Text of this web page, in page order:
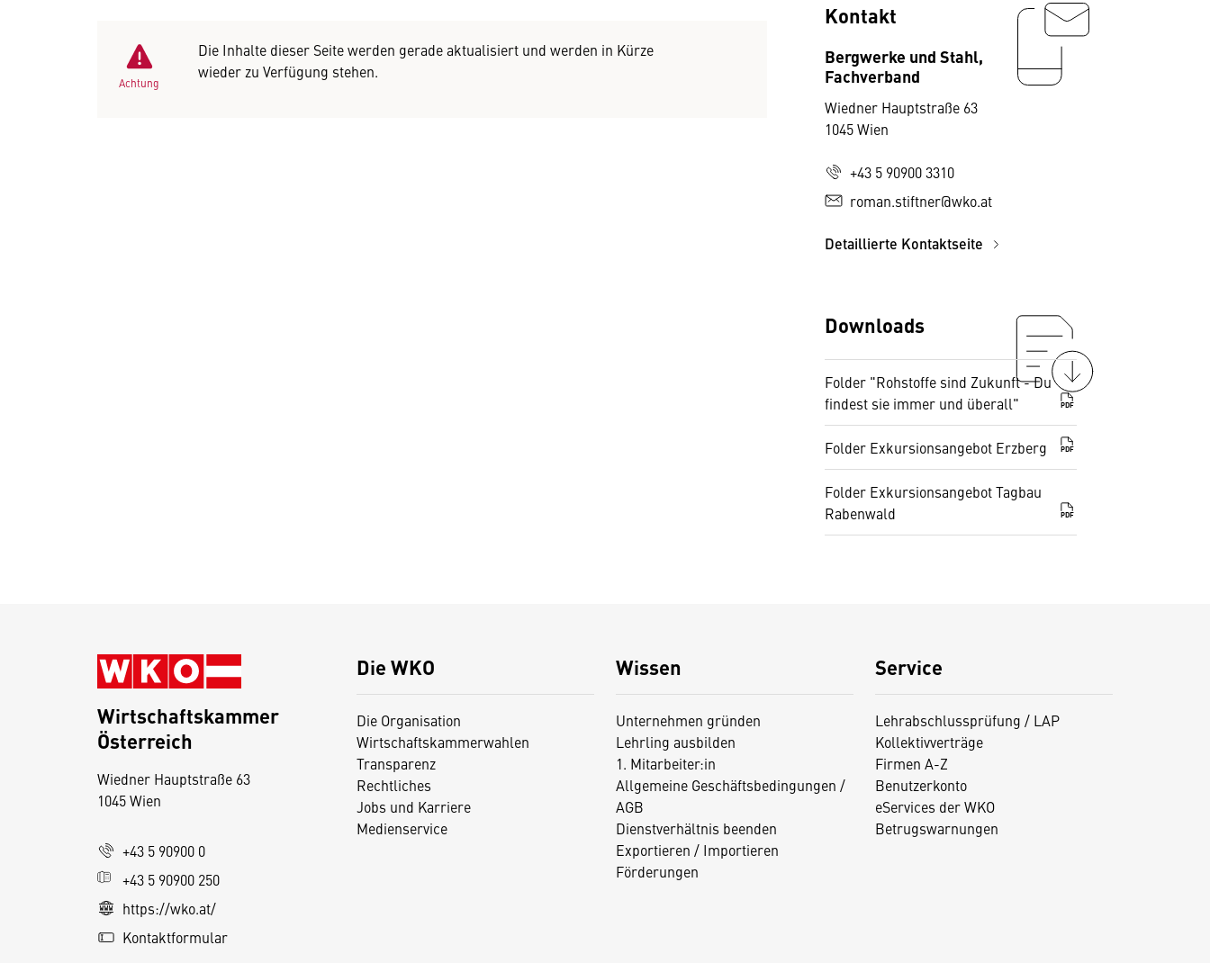
Achtung
Die Inhalte dieser Seite werden gerade aktualisiert und werden in Kürze
wieder zu Verfügung stehen.
Kontakt
Bergwerke und Stahl,
Fachverband
Wiedner Hauptstraße 63
1045 Wien
+43 5 90900 3310
roman.stiftner@wko.at
Detaillierte Kontaktseite
Downloads
Folder "Rohstoffe sind Zukunft - Du
findest sie immer und überall"
PDF
Folder Exkursionsangebot Erzberg PDF
Folder Exkursionsangebot Tagbau
Rabenwald
PDF
Die WKO
Die Organisation
Wirtschaftskammerwahlen
Transparenz
Rechtliches
Jobs und Karriere
Medienservice
Wissen
Unternehmen gründen
Lehrling ausbilden
1. Mitarbeiter:in
Allgemeine Geschäftsbedingungen /
AGB
Dienstverhältnis beenden
Exportieren / Importieren
Förderungen
Service
Lehrabschlussprüfung / LAP
Kollektivverträge
Firmen A-Z
Benutzerkonto
eServices der WKO
Betrugswarnungen
Wirtschaftskammer
Österreich
Wiedner Hauptstraße 63
1045 Wien
+43 5 90900 0
+43 5 90900 250
https://wko.at/
Kontaktformular